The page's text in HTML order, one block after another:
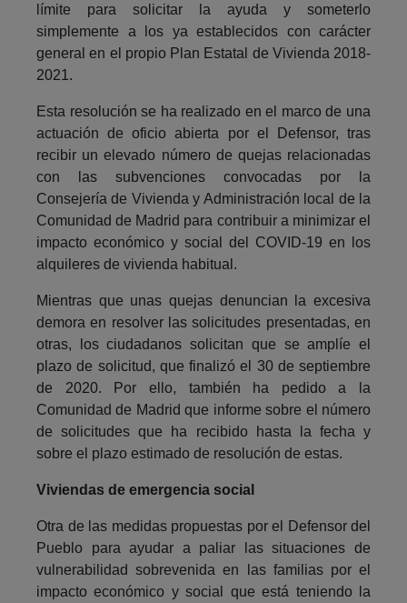
límite para solicitar la ayuda y someterlo
simplemente a los ya establecidos con carácter
general en el propio Plan Estatal de Vivienda 2018-
2021.
Esta resolución se ha realizado en el marco de una
actuación de oficio abierta por el Defensor, tras
recibir un elevado número de quejas relacionadas
con las subvenciones convocadas por la
Consejería de Vivienda y Administración local de la
Comunidad de Madrid para contribuir a minimizar el
impacto económico y social del COVID-19 en los
alquileres de vivienda habitual.
Mientras que unas quejas denuncian la excesiva
demora en resolver las solicitudes presentadas, en
otras, los ciudadanos solicitan que se amplíe el
plazo de solicitud, que finalizó el 30 de septiembre
de 2020. Por ello, también ha pedido a la
Comunidad de Madrid que informe sobre el número
de solicitudes que ha recibido hasta la fecha y
sobre el plazo estimado de resolución de estas.
Viviendas de emergencia social
Otra de las medidas propuestas por el Defensor del
Pueblo para ayudar a paliar las situaciones de
vulnerabilidad sobrevenida en las familias por el
impacto económico y social que está teniendo la